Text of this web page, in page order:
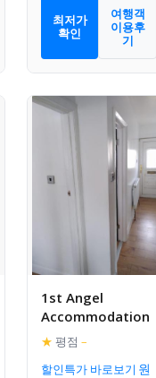
최저가
확인
여행객
이용후
기
1st Angel
Accommodation
★ 평점 –
할인특가 바로보기